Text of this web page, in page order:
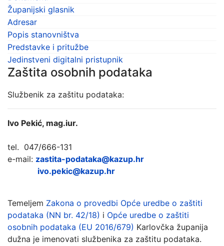
Županijski glasnik
Adresar
Popis stanovništva
Predstavke i pritužbe
Jedinstveni digitalni pristupnik
Zaštita osobnih podataka
Službenik za zaštitu podataka:
Ivo Pekić, mag.iur.
tel. 047/666-131
e-mail: zastita-podataka@kazup.hr
ivo.pekic@kazup.hr
Temeljem Zakona o provedbi Opće uredbe o zaštiti
podataka (NN br. 42/18) i Opće uredbe o zaštiti
osobnih podataka (EU 2016/679) Karlovčka županija
dužna je imenovati službenika za zaštitu podataka.